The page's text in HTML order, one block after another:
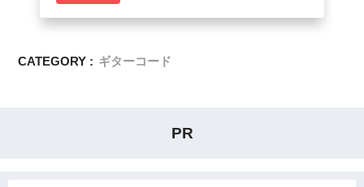
CATEGORY : ギターコード
PR